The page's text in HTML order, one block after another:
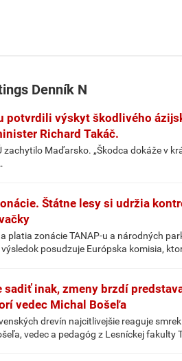
Denník N
potvrdili výskyt škodlivého
Richard Takáč.
zachytilo Maďarsko. „Škodca dokáže v
Štátne lesy si udržia
platia zonácie TANAP-u a národných
posudzuje Európska komisia,
sadiť inak, zmeny brzdí
vedec Michal Bošeľa
drevín najcitlivejšie reaguje
vedec a pedagóg z Lesníckej fakulty